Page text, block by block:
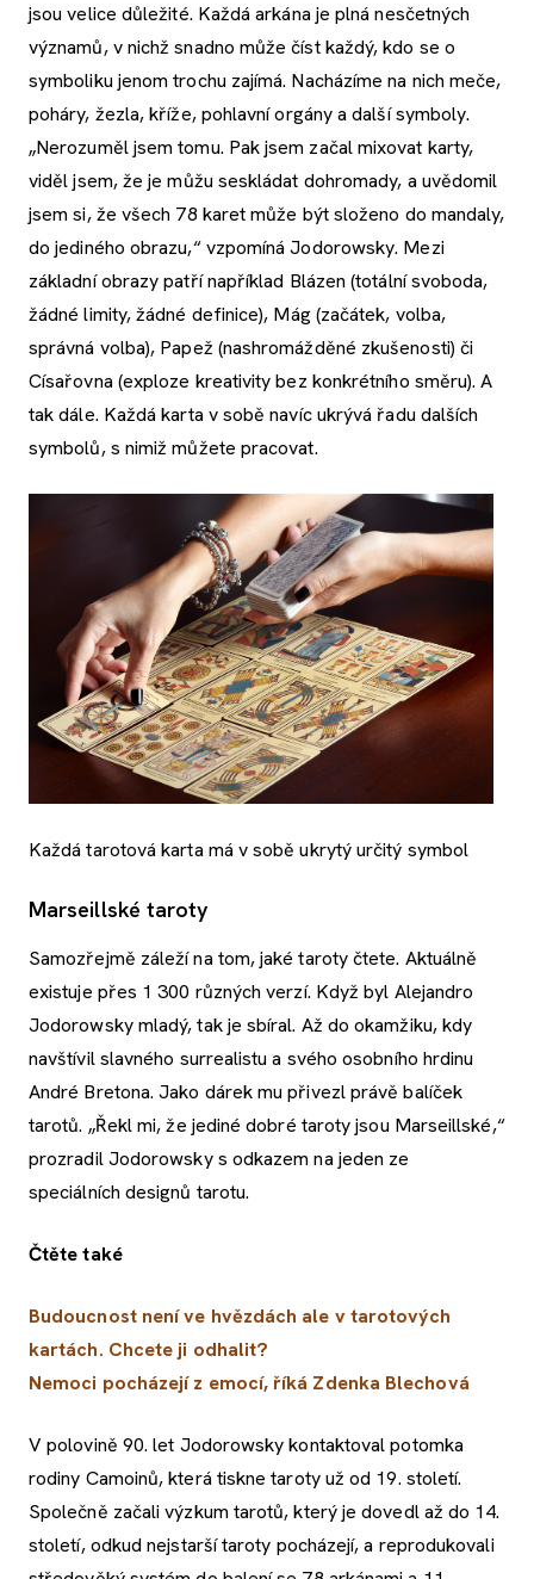
jsou velice důležité. Každá arkána je plná nesčetných
významů, v nichž snadno může číst každý, kdo se o
symboliku jenom trochu zajímá. Nacházíme na nich meče,
poháry, žezla, kříže, pohlavní orgány a další symboly.
„Nerozuměl jsem tomu. Pak jsem začal mixovat karty,
viděl jsem, že je můžu seskládat dohromady, a uvědomil
jsem si, že všech 78 karet může být složeno do mandaly,
do jediného obrazu,“ vzpomíná Jodorowsky. Mezi
základní obrazy patří například Blázen (totální svoboda,
žádné limity, žádné definice), Mág (začátek, volba,
správná volba), Papež (nashromážděné zkušenosti) či
Císařovna (exploze kreativity bez konkrétního směru). A
tak dále. Každá karta v sobě navíc ukrývá řadu dalších
symbolů, s nimiž můžete pracovat.
Každá tarotová karta má v sobě ukrytý určitý symbol
Marseillské taroty
Samozřejmě záleží na tom, jaké taroty čtete. Aktuálně
existuje přes 1 300 různých verzí. Když byl Alejandro
Jodorowsky mladý, tak je sbíral. Až do okamžiku, kdy
navštívil slavného surrealistu a svého osobního hrdinu
André Bretona. Jako dárek mu přivezl právě balíček
tarotů. „Řekl mi, že jediné dobré taroty jsou Marseillské,“
prozradil Jodorowsky s odkazem na jeden ze
speciálních designů tarotu.
Čtěte také
Budoucnost není ve hvězdách ale v tarotových
kartách. Chcete ji odhalit?
Nemoci pocházejí z emocí, říká Zdenka Blechová
V polovině 90. let Jodorowsky kontaktoval potomka
rodiny Camoinů, která tiskne taroty už od 19. století.
Společně začali výzkum tarotů, který je dovedl až do 14.
století, odkud nejstarší taroty pocházejí, a reprodukovali